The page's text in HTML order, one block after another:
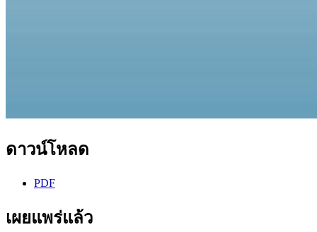
ดาวน์โหลด
PDF
เผยแพร่แล้ว